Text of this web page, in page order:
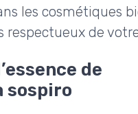
les cosmétiques
respectueux de
de
sospiro